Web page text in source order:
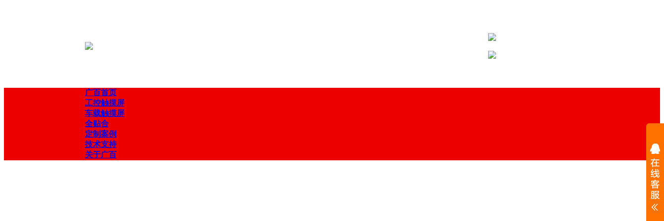
广百首页
工控触摸屏
车载触摸屏
全贴合
定制案例
技术支持
关于广百